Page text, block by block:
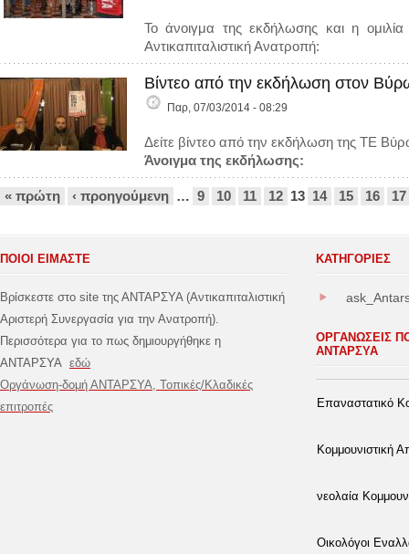
Το άνοιγμα της εκδήλωσης και η
Αντικαπιταλιστική Ανατροπή:
Βίντεο από την εκδήλωση στον
Παρ, 07/03/2014 - 08:29
Δείτε βίντεο από την εκδήλωση της ΤΕ
Άνοιγμα της εκδήλωσης:
Σελίδες
« πρώτη ‹ προηγούμενη … 9 10 11 12 13 14 15 16 17
ΠΟΙΟΙ ΕΙΜΑΣΤΕ
Βρίσκεστε στο site της ΑΝΤΑΡΣΥΑ (Αντικαπιταλιστική
Αριστερή Συνεργασία για την Ανατροπή).
Περισσότερα για το πως δημιουργήθηκε η
ΑΝΤΑΡΣΥΑ εδώ
Οργάνωση-δομή ΑΝΤΑΡΣΥΑ, Τοπικές/Κλαδικές
επιτροπές
ΚΑΤΗΓΟΡΊΕΣ
ΟΡΓΑΝΩΣΕΙΣ
ΑΝΤΑΡΣΥΑ
Επαναστατικό
Κομμουνιστική
νεολαία
Οικολόγοι